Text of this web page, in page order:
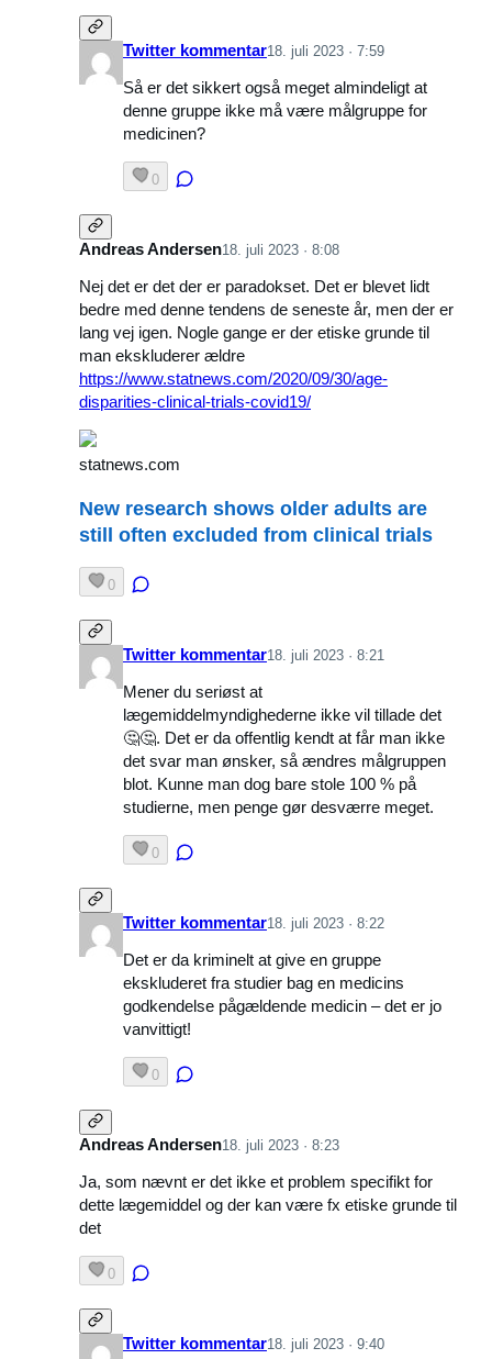
Twitter kommentar18. juli 2023 · 7:59
Så er det sikkert også meget almindeligt at
denne gruppe ikke må være målgruppe for
medicinen?
0
Andreas Andersen18. juli 2023 · 8:08
Nej det er det der er paradokset. Det er blevet lidt
bedre med denne tendens de seneste år, men der er
lang vej igen. Nogle gange er der etiske grunde til
man ekskluderer ældre
https://www.statnews.com/2020/09/30/age-
disparities-clinical-trials-covid19/
statnews.com
New research shows older adults are
still often excluded from clinical trials
0
Twitter kommentar18. juli 2023 · 8:21
Mener du seriøst at
lægemiddelmyndighederne ikke vil tillade det
🤔🤔. Det er da offentlig kendt at får man ikke
det svar man ønsker, så ændres målgruppen
blot. Kunne man dog bare stole 100 % på
studierne, men penge gør desværre meget.
0
Twitter kommentar18. juli 2023 · 8:22
Det er da kriminelt at give en gruppe
ekskluderet fra studier bag en medicins
godkendelse pågældende medicin – det er jo
vanvittigt!
0
Andreas Andersen18. juli 2023 · 8:23
Ja, som nævnt er det ikke et problem specifikt for
dette lægemiddel og der kan være fx etiske grunde til
det
0
Twitter kommentar18. juli 2023 · 9:40